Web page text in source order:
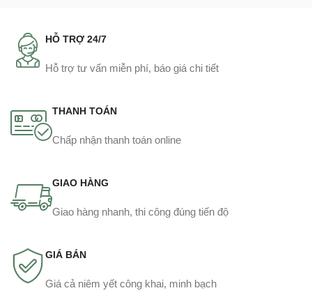
HỖ TRỢ 24/7
Hỗ trợ tư vấn miễn phí, báo giá chi tiết
THANH TOÁN
Chấp nhận thanh toán online
GIAO HÀNG
Giao hàng nhanh, thi công đúng tiến độ
GIÁ BÁN
Giá cả niêm yết công khai, minh bạch